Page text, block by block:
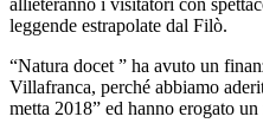
allieteranno i visitatori con
leggende estrapolate dal Filò.
“Natura docet ” ha avuto un
Villafranca, perché abbiamo
metta 2018” ed hanno erogato